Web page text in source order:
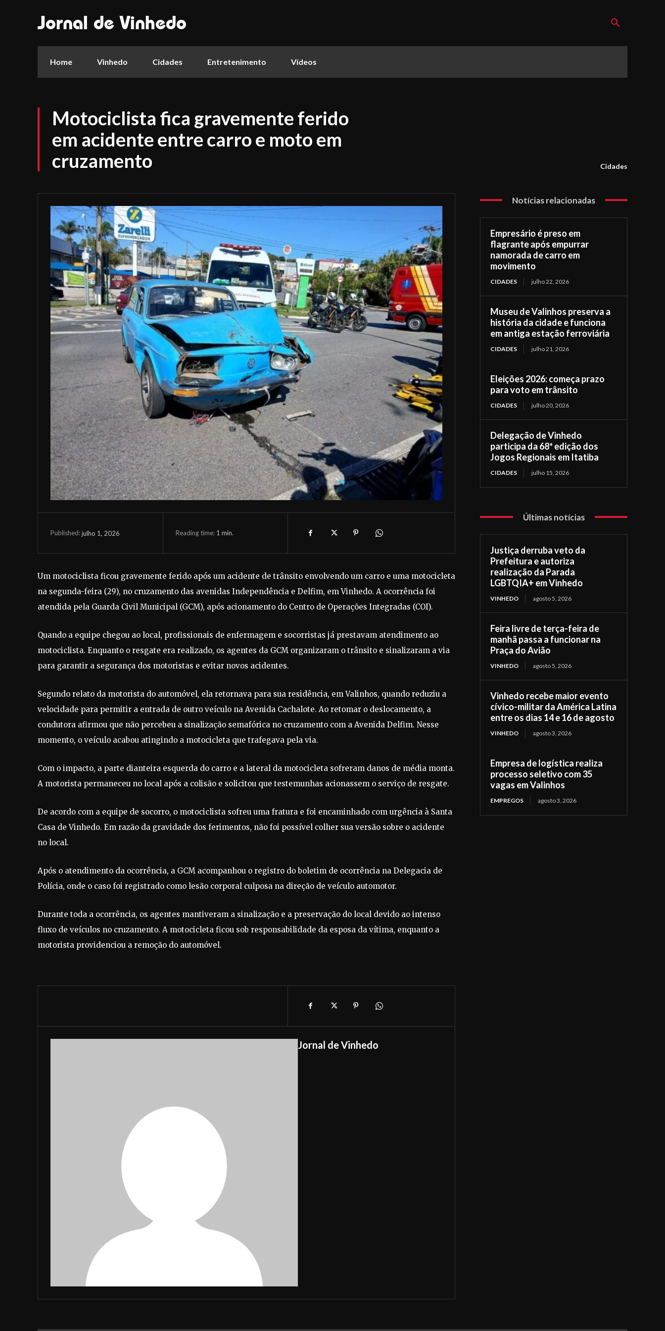
Jornal de Vinhedo
Home Vinhedo Cidades Entretenimento Vídeos
Motociclista fica gravemente ferido
em acidente entre carro e moto em
cruzamento
Cidades
Published:julho 1, 2026 Reading time: 1 min.
Um motociclista ficou gravemente ferido após um acidente de trânsito envolvendo um carro e uma motocicleta
na segunda-feira (29), no cruzamento das avenidas Independência e Delfim, em Vinhedo. A ocorrência foi
atendida pela Guarda Civil Municipal (GCM), após acionamento do Centro de Operações Integradas (COI).
Quando a equipe chegou ao local, profissionais de enfermagem e socorristas já prestavam atendimento ao
motociclista. Enquanto o resgate era realizado, os agentes da GCM organizaram o trânsito e sinalizaram a via
para garantir a segurança dos motoristas e evitar novos acidentes.
Segundo relato da motorista do automóvel, ela retornava para sua residência, em Valinhos, quando reduziu a
velocidade para permitir a entrada de outro veículo na Avenida Cachalote. Ao retomar o deslocamento, a
condutora afirmou que não percebeu a sinalização semafórica no cruzamento com a Avenida Delfim. Nesse
momento, o veículo acabou atingindo a motocicleta que trafegava pela via.
Com o impacto, a parte dianteira esquerda do carro e a lateral da motocicleta sofreram danos de média monta.
A motorista permaneceu no local após a colisão e solicitou que testemunhas acionassem o serviço de resgate.
De acordo com a equipe de socorro, o motociclista sofreu uma fratura e foi encaminhado com urgência à Santa
Casa de Vinhedo. Em razão da gravidade dos ferimentos, não foi possível colher sua versão sobre o acidente
no local.
Após o atendimento da ocorrência, a GCM acompanhou o registro do boletim de ocorrência na Delegacia de
Polícia, onde o caso foi registrado como lesão corporal culposa na direção de veículo automotor.
Durante toda a ocorrência, os agentes mantiveram a sinalização e a preservação do local devido ao intenso
fluxo de veículos no cruzamento. A motocicleta ficou sob responsabilidade da esposa da vítima, enquanto a
motorista providenciou a remoção do automóvel.
Jornal de Vinhedo
Notícias relacionadas
Empresário é preso em
flagrante após empurrar
namorada de carro em
movimento
CIDADES julho 22, 2026
Museu de Valinhos preserva a
história da cidade e funciona
em antiga estação ferroviária
CIDADES julho 21, 2026
Eleições 2026: começa prazo
para voto em trânsito
CIDADES julho 20, 2026
Delegação de Vinhedo
participa da 68ª edição dos
Jogos Regionais em Itatiba
CIDADES julho 15, 2026
Últimas notícias
Justiça derruba veto da
Prefeitura e autoriza
realização da Parada
LGBTQIA+ em Vinhedo
VINHEDO agosto 5, 2026
Feira livre de terça-feira de
manhã passa a funcionar na
Praça do Avião
VINHEDO agosto 5, 2026
Vinhedo recebe maior evento
cívico-militar da América Latina
entre os dias 14 e 16 de agosto
VINHEDO agosto 3, 2026
Empresa de logística realiza
processo seletivo com 35
vagas em Valinhos
EMPREGOS agosto 3, 2026